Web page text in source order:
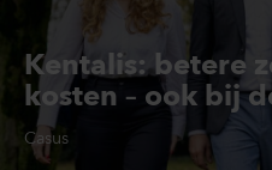
Kentalis: betere
kosten – ook bij
Casus